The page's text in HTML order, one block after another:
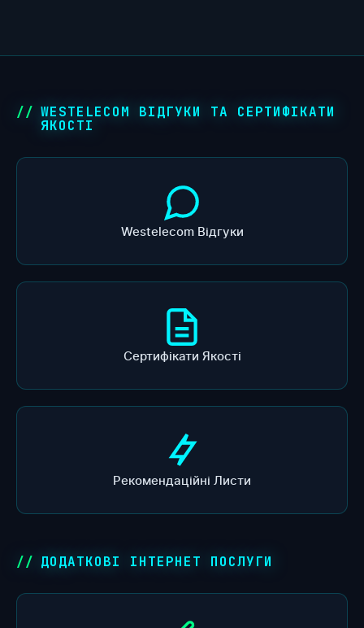
WESTELECOM ВІДГУКИ ТА СЕРТИФІКАТИ
ЯКОСТІ
Westelecom Відгуки
Сертифікати Якості
Рекомендаційні Листи
ДОДАТКОВІ ІНТЕРНЕТ ПОСЛУГИ